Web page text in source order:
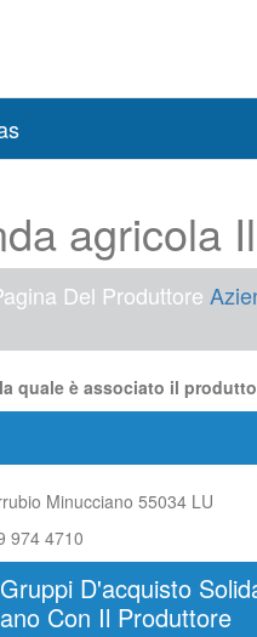
agricola
Del Produttore
quale è associato il
Minucciano 55034 LU
974 4710
D'acquisto
Con Il Produttore